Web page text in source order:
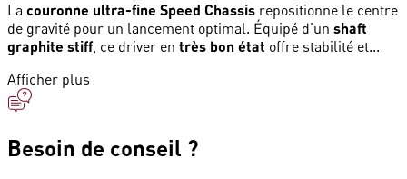
La couronne ultra-fine Speed Chassis repositionne le centre
de gravité pour un lancement optimal. Équipé d'un shaft
graphite stiff, ce driver en très bon état offre stabilité et...
Afficher plus
Besoin de conseil ?